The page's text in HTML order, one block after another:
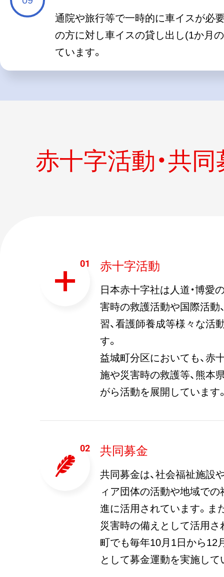
通院や旅行等で一時的に車イスが必
の方に対し車イスの貸し出し(1か月
ています。
赤十字活動・共同
赤十字活動
日本赤十字社は人道・博愛
害時の救護活動や国際活動
習、看護師養成等様々な活
す。
益城町分区においても、赤
施や災害時の救護等、熊本
がら活動を展開しています
共同募金
共同募金は、社会福祉施設
ィア団体の活動や地域で
進に活用されています。ま
災害時の備えとして活用さ
町でも毎年10月1日から12
として募金運動を実施して